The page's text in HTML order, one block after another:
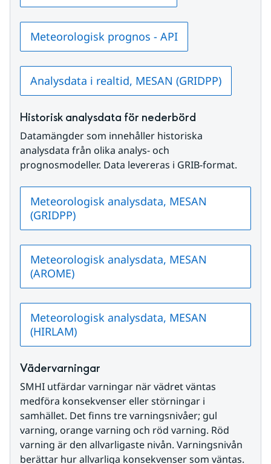
Meteorologisk prognos - API
Analysdata i realtid, MESAN (GRIDPP)
Historisk analysdata för nederbörd
Datamängder som innehåller historiska
analysdata från olika analys- och
prognosmodeller. Data levereras i GRIB-format.
Meteorologisk analysdata, MESAN
(GRIDPP)
Meteorologisk analysdata, MESAN
(AROME)
Meteorologisk analysdata, MESAN
(HIRLAM)
Vädervarningar
SMHI utfärdar varningar när vädret väntas
medföra konsekvenser eller störningar i
samhället. Det finns tre varningsnivåer; gul
varning, orange varning och röd varning. Röd
varning är den allvarligaste nivån. Varningsnivån
berättar hur allvarliga konsekvenser som väntas.